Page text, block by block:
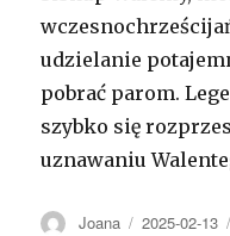
udzielanie
pobrać parom.
szybko się
uznawaniu
Autor
Joana Opublikowano
2025-02-13